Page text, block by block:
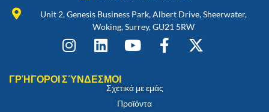
Unit 2, Genesis Business Park, Albert Drive, Sheerwater,
Woking, Surrey, GU21 5RW
ΓΡΉΓΟΡΟΙ ΣΎΝΔΕΣΜΟΙ
Σχετικά με εμάς
Προϊόντα